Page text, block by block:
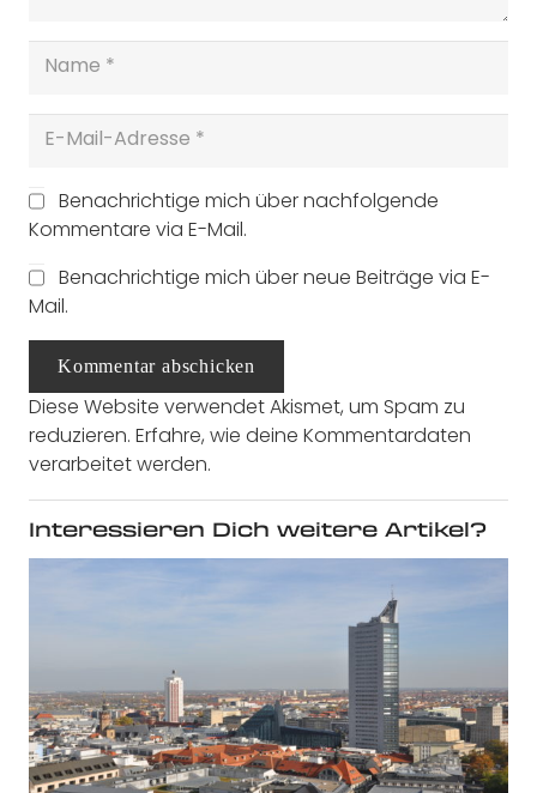
Benachrichtige mich über nachfolgende
Kommentare via E-Mail.
Benachrichtige mich über neue Beiträge via E-
Mail.
Kommentar abschicken
Diese Website verwendet Akismet, um Spam zu
reduzieren. Erfahre, wie deine Kommentardaten
verarbeitet werden.
Interessieren Dich weitere Artikel?